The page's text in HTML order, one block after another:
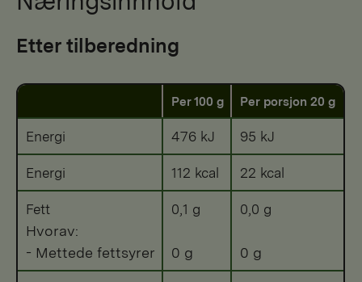
Etter tilberedning
Per 100 g Per porsjon 20 g
Energi 476 kJ 95 kJ
Energi 112 kcal 22 kcal
Fett
Hvorav:
- Mettede fettsyrer
0,1 g
0 g
0,0 g
0 g